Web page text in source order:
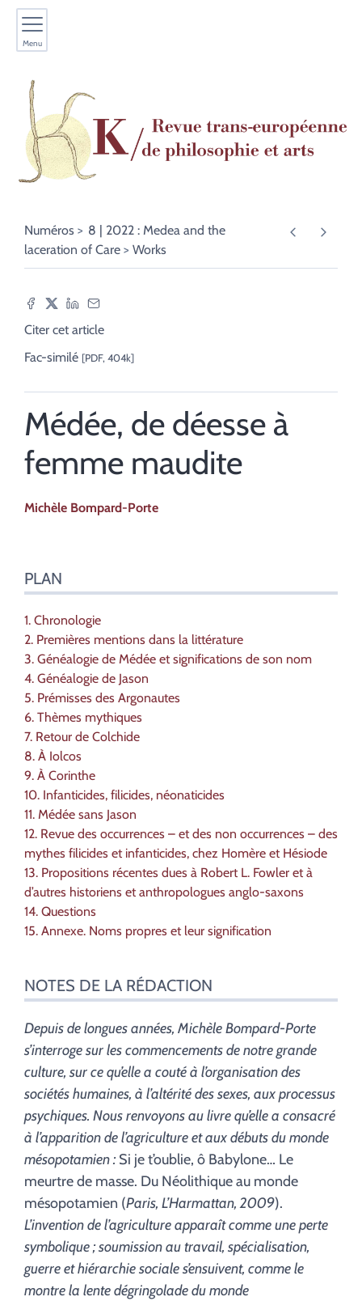
Menu
Numéros
8 | 2022 : Medea and the
laceration of Care
Works
Citer cet article
Fac-similé [PDF, 404k]
Médée, de déesse à
femme maudite
Michèle Bompard-Porte
Texte
Bibliographie
Notes
Citer cet article
Auteur
PLAN
1. Chronologie
2. Premières mentions dans la littérature
3. Généalogie de Médée et significations de son nom
4. Généalogie de Jason
5. Prémisses des Argonautes
6. Thèmes mythiques
7. Retour de Colchide
8. À Iolcos
9. À Corinthe
10. Infanticides, filicides, néonaticides
11. Médée sans Jason
12. Revue des occurrences – et des non occurrences – des
mythes filicides et infanticides, chez Homère et Hésiode
13. Propositions récentes dues à Robert L. Fowler et à
d’autres historiens et anthropologues anglo-saxons
14. Questions
15. Annexe. Noms propres et leur signification
NOTES DE LA RÉDACTION
Depuis de longues années, Michèle Bompard-Porte
s’interroge sur les commencements de notre grande
culture, sur ce qu’elle a couté à l’organisation des
sociétés humaines, à l’altérité des sexes, aux processus
psychiques. Nous renvoyons au livre qu’elle a consacré
à l’apparition de l’agriculture et aux débuts du monde
mésopotamien :Si je t’oublie, ô Babylone… Le
meurtre de masse. Du Néolithique au monde
mésopotamien (Paris, L’Harmattan, 2009).
L’invention de l’agriculture apparaît comme une perte
symbolique ; soumission au travail, spécialisation,
guerre et hiérarchie sociale s’ensuivent, comme le
montre la lente dégringolade du monde